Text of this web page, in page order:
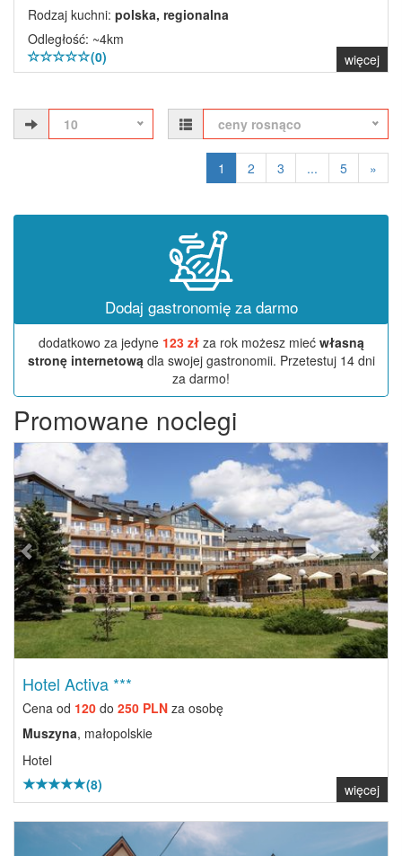
Rodzaj kuchni: polska, regionalna
Odległość: ~4km
(0)
więcej
10 ceny rosnąco
1 2 3 ... 5 »
Dodaj gastronomię za darmo
dodatkowo za jedyne 123 złza rok możesz mieć własną
stronę internetowądla swojej gastronomii. Przetestuj 14 dni
za darmo!
Promowane noclegi
Previous Next
Hotel Activa ***
Cena od 120 do 250 PLN za osobę
Muszyna, małopolskie
Hotel
(8)
więcej
Previous Next